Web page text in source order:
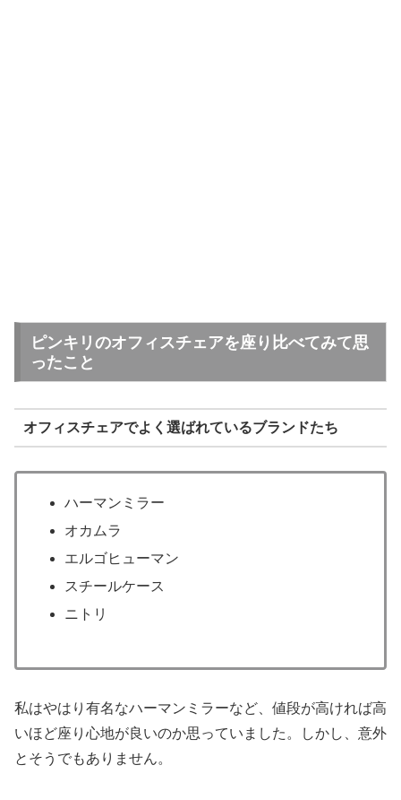
ピンキリのオフィスチェアを座り比べてみて思
ったこと
オフィスチェアでよく選ばれているブランドたち
ハーマンミラー
オカムラ
エルゴヒューマン
スチールケース
ニトリ
私はやはり有名なハーマンミラーなど、値段が高ければ高
いほど座り心地が良いのか思っていました。しかし、意外
とそうでもありません。